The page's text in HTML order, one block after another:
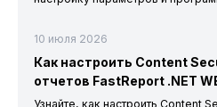
10 июля 2026
Как настроить Content
отчетов FastReport .NET
Узнайте, как настроить Content